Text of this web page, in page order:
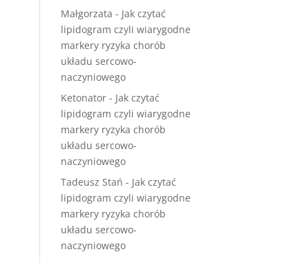
Małgorzata - Jak czytać
lipidogram czyli wiarygodne
markery ryzyka chorób
układu sercowo-
naczyniowego
Ketonator - Jak czytać
lipidogram czyli wiarygodne
markery ryzyka chorób
układu sercowo-
naczyniowego
Tadeusz Stań - Jak czytać
lipidogram czyli wiarygodne
markery ryzyka chorób
układu sercowo-
naczyniowego